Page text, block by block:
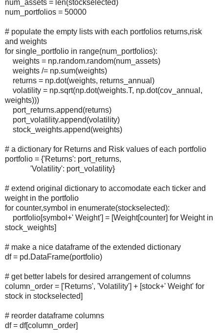
num_assets = len(stockselected)
num_portfolios = 50000
# populate the empty lists with each portfolios returns,risk
and weights
for single_portfolio in range(num_portfolios):
weights = np.random.random(num_assets)
weights /= np.sum(weights)
returns = np.dot(weights, returns_annual)
volatility = np.sqrt(np.dot(weights.T, np.dot(cov_annual,
weights)))
port_returns.append(returns)
port_volatility.append(volatility)
stock_weights.append(weights)
# a dictionary for Returns and Risk values of each portfolio
portfolio = {'Returns': port_returns,
'Volatility': port_volatility}
# extend original dictionary to accomodate each ticker and
weight in the portfolio
for counter,symbol in enumerate(stockselected):
portfolio[symbol+' Weight'] = [Weight[counter] for Weight in
stock_weights]
# make a nice dataframe of the extended dictionary
df = pd.DataFrame(portfolio)
# get better labels for desired arrangement of columns
column_order = ['Returns', 'Volatility'] + [stock+' Weight' for
stock in stockselected]
# reorder dataframe columns
df = df[column_order]